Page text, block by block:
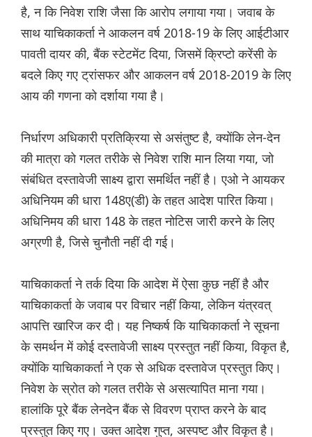
है, न कि निवेश राशि जैसा कि आरोप लगाया गया। जवाब के
साथ याचिकाकर्ता ने आकलन वर्ष 2018-19 के लिए आईटीआर
पावती दायर की, बैंक स्टेटमेंट दिया, जिसमें क्रिप्टो करेंसी के
बदले किए गए ट्रांसफर और आकलन वर्ष 2018-2019 के लिए
आय की गणना को दर्शाया गया है।
निर्धारण अधिकारी प्रतिक्रिया से असंतुष्ट है, क्योंकि लेन-देन
की मात्रा को गलत तरीके से निवेश राशि मान लिया गया, जो
संबंधित दस्तावेजी साक्ष्य द्वारा समर्थित नहीं है। एओ ने आयकर
अधिनियम की धारा 148ए(डी) के तहत आदेश पारित किया।
अधिनिमय की धारा 148 के तहत नोटिस जारी करने के लिए
अग्रणी है, जिसे चुनौती नहीं दी गई।
याचिकाकर्ता ने तर्क दिया कि आदेश में ऐसा कुछ नहीं है और
याचिकाकर्ता के जवाब पर विचार नहीं किया, लेकिन यंत्रवत्
आपत्ति खारिज कर दी। यह निष्कर्ष कि याचिकाकर्ता ने सूचना
के समर्थन में कोई दस्तावेजी साक्ष्य प्रस्तुत नहीं किया, विकृत है,
क्योंकि याचिकाकर्ता ने एक से अधिक दस्तावेज प्रस्तुत किए।
निवेश के स्रोत को गलत तरीके से असत्यापित माना गया।
हालांकि पूरे बैंक लेनदेन बैंक से विवरण प्राप्त करने के बाद
प्रस्तुत किए गए। उक्त आदेश गुप्त, अस्पष्ट और विकृत है।